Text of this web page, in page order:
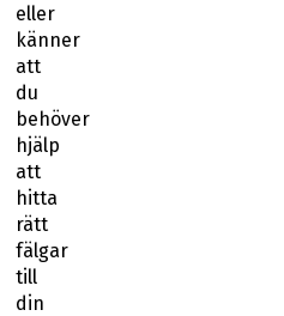
eller
känner
att
du
behöver
hjälp
att
hitta
rätt
fälgar
till
din